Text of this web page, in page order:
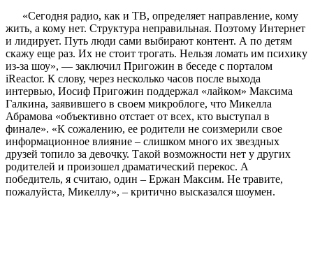
«Сегодня радио, как и ТВ, определяет направление, кому
жить, а кому нет. Структура неправильная. Поэтому Интернет
и лидирует. Путь люди сами выбирают контент. А по детям
скажу еще раз. Их не стоит трогать. Нельзя ломать им психику
из-за шоу», — заключил Пригожин в беседе с порталом
iReactor. К слову, через несколько часов после выхода
интервью, Иосиф Пригожин поддержал «лайком» Максима
Галкина, заявившего в своем микроблоге, что Микелла
Абрамова «объективно отстает от всех, кто выступал в
финале». «К сожалению, ее родители не соизмерили свое
информационное влияние – слишком много их звездных
друзей топило за девочку. Такой возможности нет у других
родителей и произошел драматический перекос. А
победитель, я считаю, один – Ержан Максим. Не травите,
пожалуйста, Микеллу», – критично высказался шоумен.